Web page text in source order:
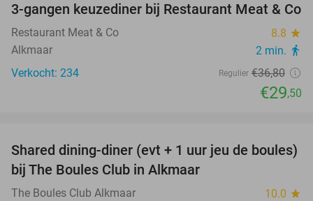
20%
3-gangen keuzediner bij Restaurant Meat & Co
Restaurant Meat & Co 8.8 star
Alkmaar 2 min. directions_walk
Verkocht: 234 Regulier €36,80
€29,50
29%
Shared dining-diner (evt + 1 uur jeu de boules)
bij The Boules Club in Alkmaar
The Boules Club Alkmaar 10.0 star